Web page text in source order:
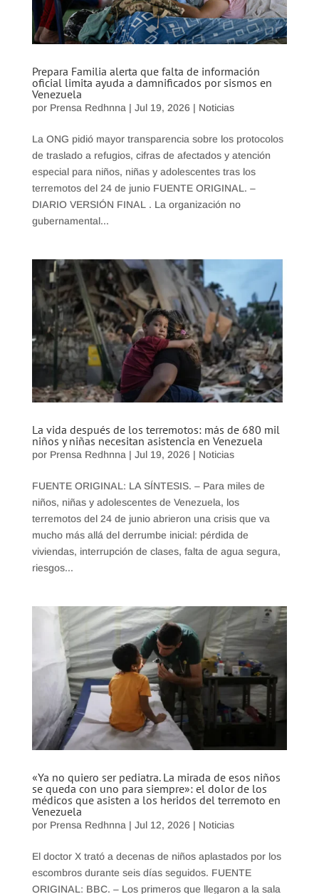
Prepara Familia alerta que falta de información
oficial limita ayuda a damnificados por sismos en
Venezuela
por Prensa Redhnna | Jul 19, 2026 | Noticias
La ONG pidió mayor transparencia sobre los protocolos
de traslado a refugios, cifras de afectados y atención
especial para niños, niñas y adolescentes tras los
terremotos del 24 de junio FUENTE ORIGINAL. –
DIARIO VERSIÓN FINAL . La organización no
gubernamental...
La vida después de los terremotos: más de 680 mil
niños y niñas necesitan asistencia en Venezuela
por Prensa Redhnna| Jul 19, 2026 | Noticias
FUENTE ORIGINAL: LA SÍNTESIS. – Para miles de
niños, niñas y adolescentes de Venezuela, los
terremotos del 24 de junio abrieron una crisis que va
mucho más allá del derrumbe inicial: pérdida de
viviendas, interrupción de clases, falta de agua segura,
riesgos...
«Ya no quiero ser pediatra. La mirada de esos niños
se queda con uno para siempre»: el dolor de los
médicos que asisten a los heridos del terremoto en
Venezuela
por Prensa Redhnna | Jul 12, 2026 | Noticias
El doctor X trató a decenas de niños aplastados por los
escombros durante seis días seguidos. FUENTE
ORIGINAL: BBC. – Los primeros que llegaron a la sala